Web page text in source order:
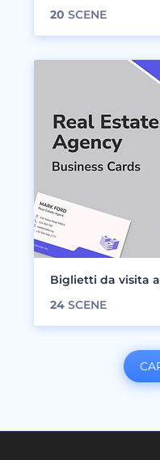
20 SCENE
Biglietti da visita
24 SCENE